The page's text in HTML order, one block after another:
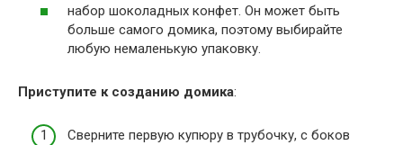
набор шоколадных конфет. Он может быть
больше самого домика, поэтому выбирайте
любую немаленькую упаковку.
Приступите к созданию домика:
Сверните первую купюру в трубочку, с боков